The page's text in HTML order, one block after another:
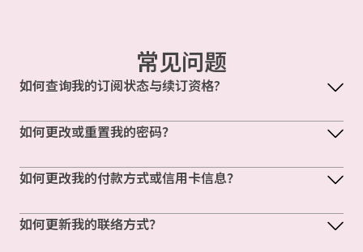
常见问题
如何查询我的订阅状态与续订资格?
如何更改或重置我的密码？
如何更改我的付款方式或信用卡信息？
如何更新我的联络方式？